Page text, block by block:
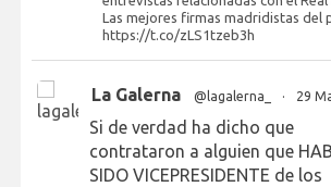
Las mejores firmas madridistas del
https://t.co/zLS1tzeb3h
La Galerna @lagalerna_ · 29
Si de verdad ha dicho que
contrataron a alguien que
SIDO VICEPRESIDENTE de los